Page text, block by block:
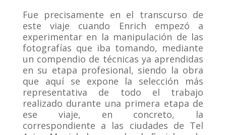
Fue precisamente en el transcurso de
este viaje cuando Enrich empezó a
experimentar en la manipulación de las
fotografías que iba tomando, mediante
un compendio de técnicas ya aprendidas
en su etapa profesional, siendo la obra
que aquí se expone la selección más
representativa de todo el trabajo
realizado durante una primera etapa de
ese viaje, en concreto, la
correspondiente a las ciudades de Tel